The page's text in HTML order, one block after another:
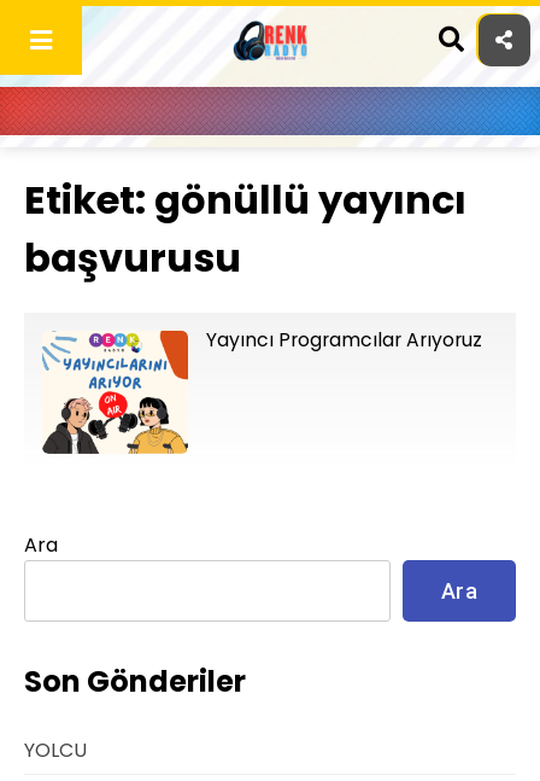
content
Etiket: gönüllü yayıncı
başvurusu
Yayıncı Programcılar Arıyoruz
Ara
Ara
Son Gönderiler
YOLCU